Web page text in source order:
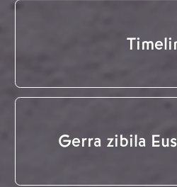
Gerra zibila